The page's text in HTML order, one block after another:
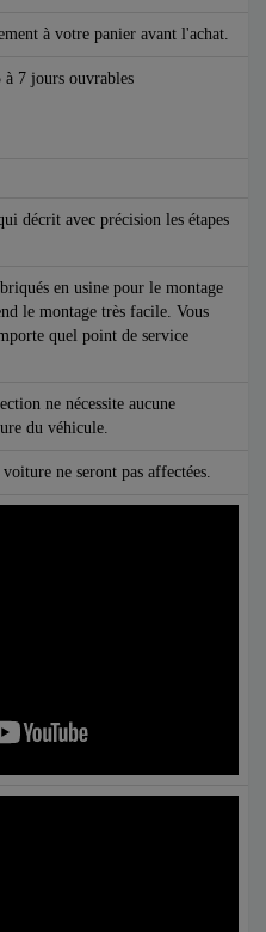
à votre panier avant l'achat.
7 jours ouvrables
décrit avec précision les étapes
en usine pour le montage
le montage très facile. Vous
quel point de service
ne nécessite aucune
du véhicule.
ne seront pas affectées.